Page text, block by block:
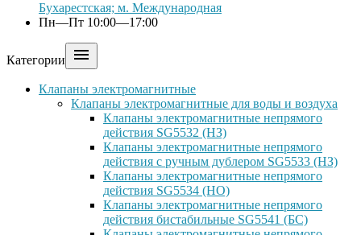
Бухарестская; м. Международная
Пн—Пт 10:00—17:00
Категории 
Клапаны электромагнитные
Клапаны электромагнитные для воды и воздуха
Клапаны электромагнитные непрямого
действия SG5532 (НЗ)
Клапаны электромагнитные непрямого
действия с ручным дублером SG5533 (НЗ)
Клапаны электромагнитные непрямого
действия SG5534 (НО)
Клапаны электромагнитные непрямого
действия бистабильные SG5541 (БС)